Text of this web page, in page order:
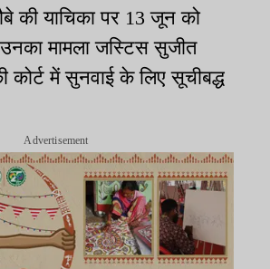
की याचिका पर 13 जून को
मामला जस्टिस सुजीत
कोर्ट में सुनवाई के लिए सूचीबद्ध
Advertisement